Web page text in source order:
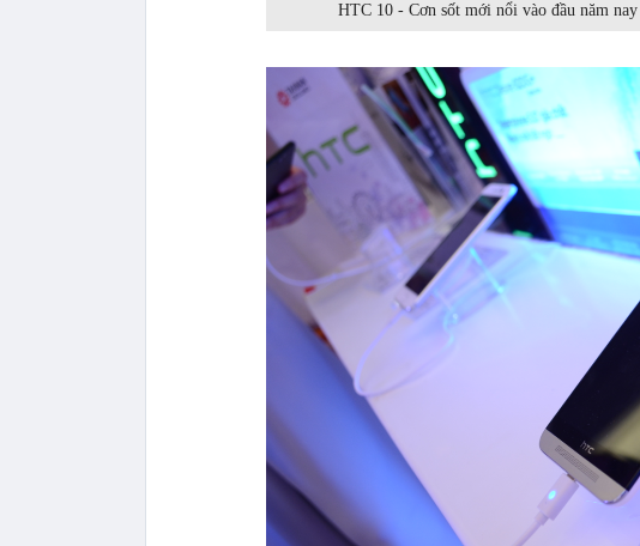
HTC 10 - Cơn sốt mới nổi vào đầu năm